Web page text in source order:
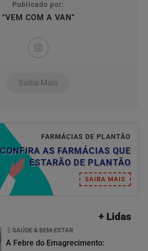
Publicado por:
“VEM COM A VAN”
Saiba Mais
FARMÁCIAS DE PLANTÃO
CONFIRA AS FARMÁCIAS QUE
ESTARÃO DE PLANTÃO
SAIBA MAIS
+ Lidas
SAÚDE & BEM-ESTAR
A Febre do Emagrecimento: